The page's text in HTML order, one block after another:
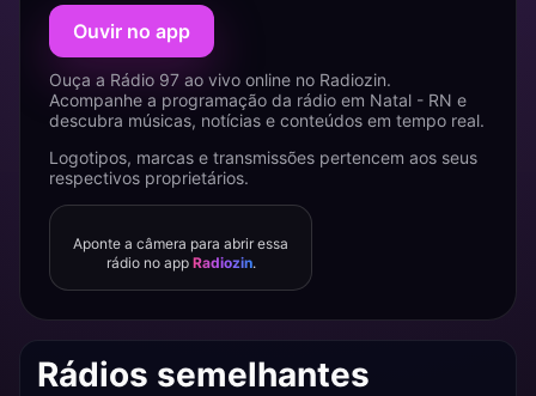
Ouvir no app
Ouça a Rádio 97 ao vivo online no Radiozin.
Acompanhe a programação da rádio em Natal - RN e
descubra músicas, notícias e conteúdos em tempo real.
Logotipos, marcas e transmissões pertencem aos seus
respectivos proprietários.
Aponte a câmera para abrir essa
rádio no app Radiozin.
Rádios semelhantes